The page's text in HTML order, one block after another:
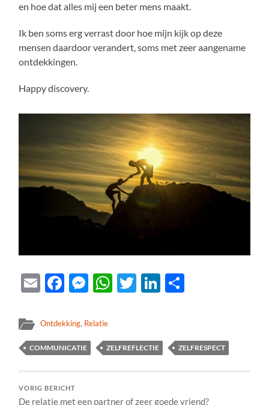
en hoe dat alles mij een beter mens maakt.
Ik ben soms erg verrast door hoe mijn kijk op deze
mensen daardoor verandert, soms met zeer aangename
ontdekkingen.
Happy discovery.
EmailFacebook
Messenger
WhatsApp
TwitterLinkedIn
Ontdekking, Relatie
COMMUNICATIE ZELFREFLECTIE ZELFRESPECT
VORIG BERICHT
De relatie met een partner of zeer goede vriend?